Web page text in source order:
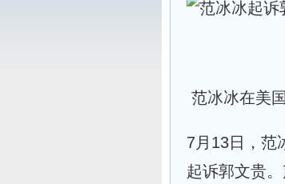
范冰冰在美
7月13日，范
起诉郭文贵